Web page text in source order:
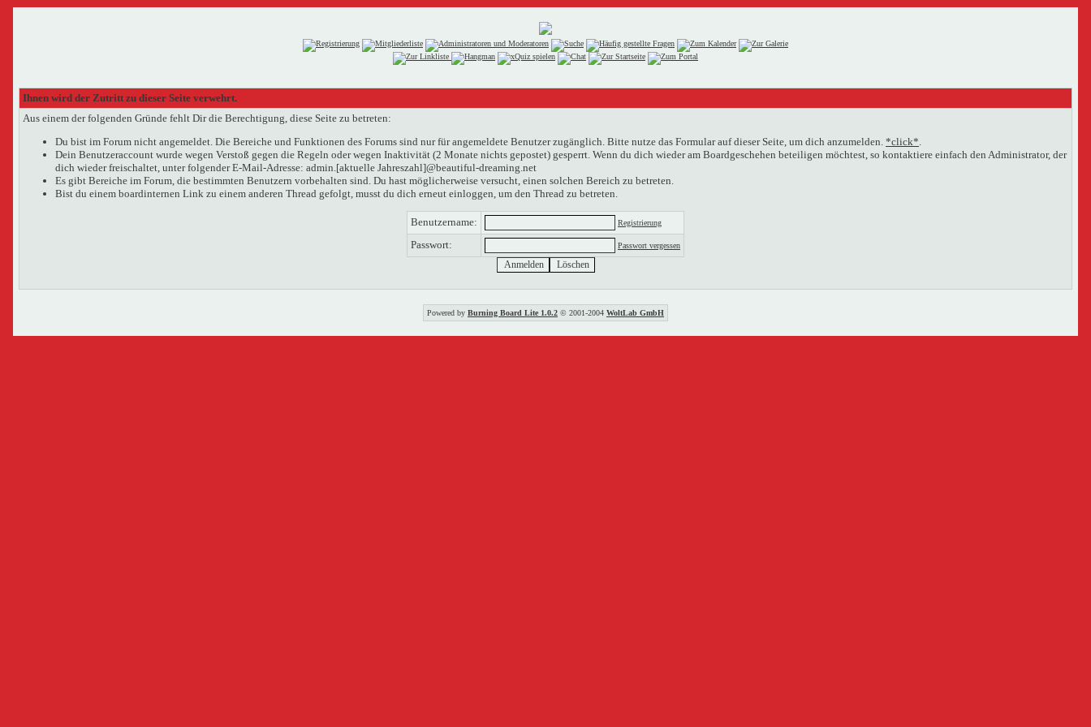
Ihnen wird der Zutritt zu dieser Seite verwehrt.
Aus einem der folgenden Gründe fehlt Dir die Berechtigung, diese Seite zu betreten:
Du bist im Forum nicht angemeldet. Die Bereiche und Funktionen des Forums sind nur für angemeldete Benutzer zugänglich. Bitte nutze das Formular auf dieser Seite, um dich anzumelden. *click*.
Dein Benutzeraccount wurde wegen Verstoß gegen die Regeln oder wegen Inaktivität (2 Monate nichts gepostet) gesperrt. Wenn du dich wieder am Boardgeschehen beteiligen möchtest, so kontaktiere einfach den Administrator, der
dich wieder freischaltet, unter folgender E-Mail-Adresse: admin.[aktuelle Jahreszahl]@beautiful-dreaming.net
Es gibt Bereiche im Forum, die bestimmten Benutzern vorbehalten sind. Du hast möglicherweise versucht, einen solchen Bereich zu betreten.
Bist du einem boardinternen Link zu einem anderen Thread gefolgt, musst du dich erneut einloggen, um den Thread zu betreten.
Benutzername: Registrierung
Passwort: Passwort vergessen
Powered by Burning Board Lite 1.0.2 © 2001-2004 WoltLab GmbH